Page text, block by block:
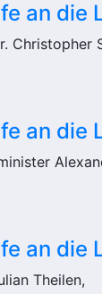
an die
Christopher
an die
an die
Theilen,